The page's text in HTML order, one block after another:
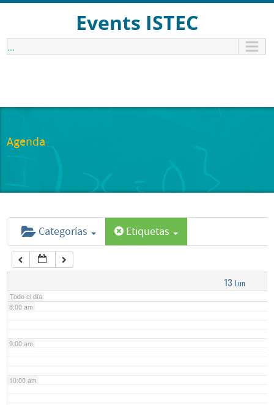
Events ISTEC
...
Agenda
Categorías Etiquetas
13 Lun
Todo el día
1:00 am
6:00 am
7:00 am
8:00 am
9:00 am
10:00 am